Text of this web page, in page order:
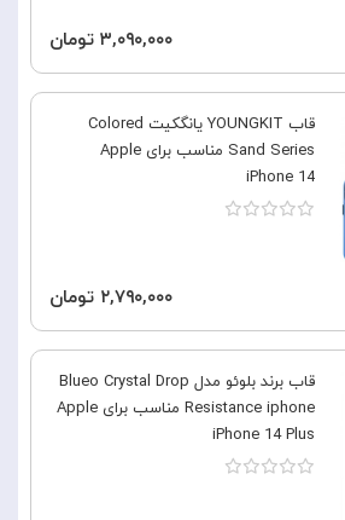
۳,۰۹۰,۰۰۰ تومان
قاب YOUNGKIT یانگکیت Colored
Sand Series مناسب برای Apple
iPhone 14
۲,۷۹۰,۰۰۰ تومان
قاب برند بلوئو مدل Blueo Crystal Drop
Resistance iphone مناسب برای Apple
iPhone 14 Plus